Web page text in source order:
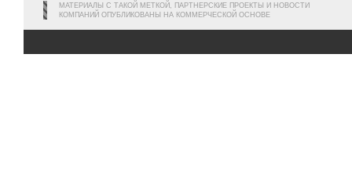
МАТЕРИАЛЫ С ТАКОЙ МЕТКОЙ, ПАРТНЕРСКИЕ ПРОЕКТЫ И НОВОСТИ
КОМПАНИЙ ОПУБЛИКОВАНЫ НА КОММЕРЧЕСКОЙ ОСНОВЕ